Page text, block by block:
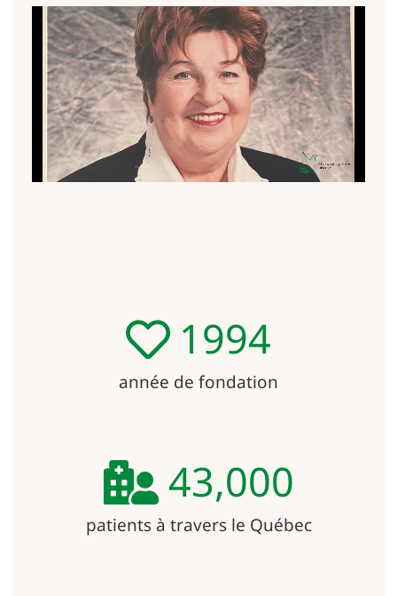
1994
année de fondation
43,000
patients à travers le Québec